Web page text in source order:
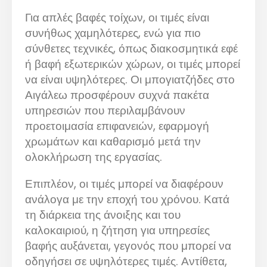
Για απλές βαφές τοίχων, οι τιμές είναι
συνήθως χαμηλότερες, ενώ για πιο
σύνθετες τεχνικές, όπως διακοσμητικά εφέ
ή βαφή εξωτερικών χώρων, οι τιμές μπορεί
να είναι υψηλότερες. Οι μπογιατζήδες στο
Αιγάλεω προσφέρουν συχνά πακέτα
υπηρεσιών που περιλαμβάνουν
προετοιμασία επιφανειών, εφαρμογή
χρωμάτων και καθαρισμό μετά την
ολοκλήρωση της εργασίας.
Επιπλέον, οι τιμές μπορεί να διαφέρουν
ανάλογα με την εποχή του χρόνου. Κατά
τη διάρκεια της άνοιξης και του
καλοκαιριού, η ζήτηση για υπηρεσίες
βαφής αυξάνεται, γεγονός που μπορεί να
οδηγήσει σε υψηλότερες τιμές. Αντίθετα,